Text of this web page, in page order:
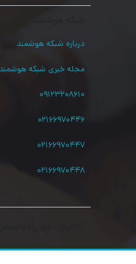
درباره شبکه هوشمند
مجله خبری شبکه هوشمند
۰۹۱۲۳۲۰۸۶۱۰
۰۲۱۶۶۹۷۰۴۴۶
۰۲۱۶۶۹۷۰۴۴۷
۰۲۱۶۶۹۷۰۴۴۸